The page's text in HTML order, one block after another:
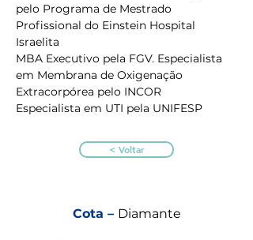
pelo Programa de Mestrado
Profissional do Einstein Hospital
Israelita
MBA Executivo pela FGV. Especialista
em Membrana de Oxigenação
Extracorpórea pelo INCOR
Especialista em UTI pela UNIFESP
< Voltar
Cota – Diamante